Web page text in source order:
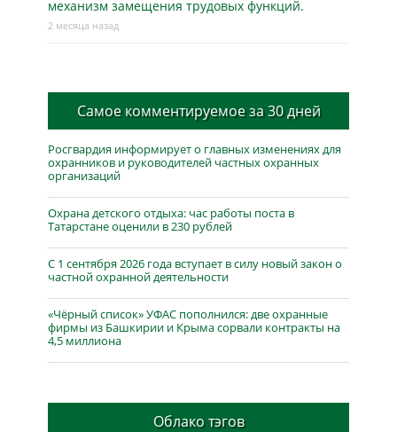
механизм замещения трудовых функций.
2 месяца назад
Самое комментируемое за 30 дней
Росгвардия информирует о главных изменениях для
охранников и руководителей частных охранных
организаций
Охрана детского отдыха: час работы поста в
Татарстане оценили в 230 рублей
С 1 сентября 2026 года вступает в силу новый закон о
частной охранной деятельности
«Чёрный список» УФАС пополнился: две охранные
фирмы из Башкирии и Крыма сорвали контракты на
4,5 миллиона
Облако тэгов